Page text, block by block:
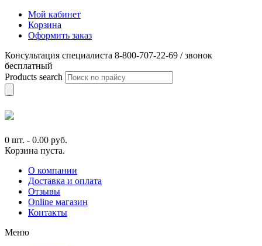
Мой кабинет
Корзина
Оформить заказ
Консультация специалиста 8-800-707-22-69 / звонок
бесплатный
Products search
0 шт. - 0.00 руб.
Корзина пуста.
О компании
Доставка и оплата
Отзывы
Online магазин
Контакты
Меню